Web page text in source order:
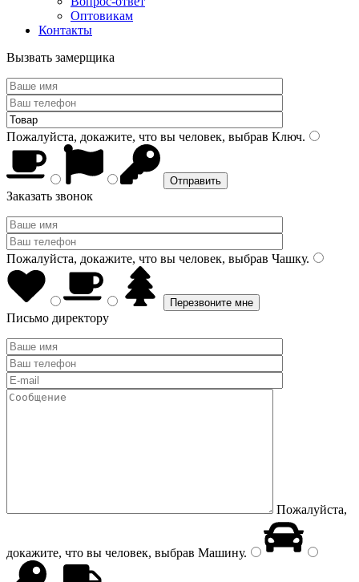
Оптовикам
Контакты
Вызвать замерщика
Пожалуйста, докажите, что вы человек, выбрав Ключ.
Заказать звонок
Пожалуйста, докажите, что вы человек, выбрав Чашку.
Письмо директору
Пожалуйста,
докажите, что вы человек, выбрав Машину.